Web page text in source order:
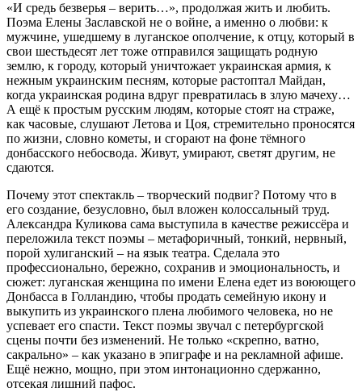
«И средь безверья – верить…», продолжая жить и любить.
Поэма Елены Заславской не о войне, а именно о любви: к
мужчине, ушедшему в луганское ополчение, к отцу, который в
свои шестьдесят лет тоже отправился защищать родную
землю, к городу, который уничтожает украинская армия, к
нежным украинским песням, которые растоптал Майдан,
когда украинская родина вдруг превратилась в злую мачеху…
А ещё к простым русским людям, которые стоят на страже,
как часовые, слушают Летова и Цоя, стремительно проносятся
по жизни, словно кометы, и сгорают на фоне тёмного
донбасского небосвода. Живут, умирают, светят другим, не
сдаются.
Почему этот спектакль – творческий подвиг? Потому что в
его создание, безусловно, был вложен колоссальный труд.
Александра Куликова сама выступила в качестве режиссёра и
переложила текст поэмы – метафоричный, тонкий, нервный,
порой хулиганский – на язык театра. Сделала это
профессионально, бережно, сохранив и эмоциональность, и
сюжет: луганская женщина по имени Елена едет из воюющего
Донбасса в Голландию, чтобы продать семейную икону и
выкупить из украинского плена любимого человека, но не
успевает его спасти. Текст поэмы звучал с петербургской
сцены почти без изменений. Не только «скрепно, ватно,
сакрально» – как указано в эпиграфе и на рекламной афише.
Ещё нежно, мощно, при этом интонационно сдержанно,
отсекая лишний пафос.